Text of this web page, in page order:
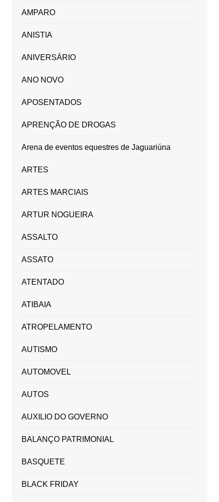
AMPARO
ANISTIA
ANIVERSÁRIO
ANO NOVO
APOSENTADOS
APRENÇÃO DE DROGAS
Arena de eventos equestres de Jaguariúna
ARTES
ARTES MARCIAIS
ARTUR NOGUEIRA
ASSALTO
ASSATO
ATENTADO
ATIBAIA
ATROPELAMENTO
AUTISMO
AUTOMOVEL
AUTOS
AUXILIO DO GOVERNO
BALANÇO PATRIMONIAL
BASQUETE
BLACK FRIDAY